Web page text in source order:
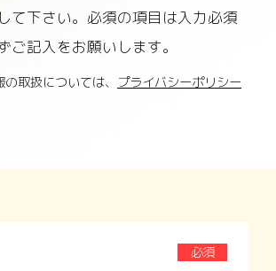
て下さい。必須の項目は入力必須
ご記入をお願いします。
取扱については、 プライバシーポリシー
必須